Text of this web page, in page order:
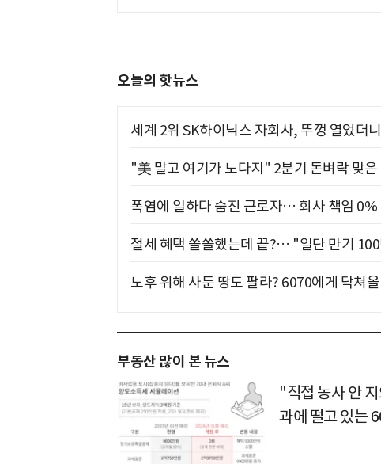
오늘의 핫뉴스
세계 2위 SK하이닉스 자회사, 뚜껑 열었더
"美 말고 여기가 노다지" 2분기 돈벼락 맞
폭염에 일하다 숨진 근로자… 회사 책임 0%
절세 혜택 쏠쏠했는데 끝?… "일단 만기
노후 위해 사둔 땅도 팔라? 6070에게 닥쳐
부동산 많이 본 뉴스
"직접 농사 안
과에 떨고 있는